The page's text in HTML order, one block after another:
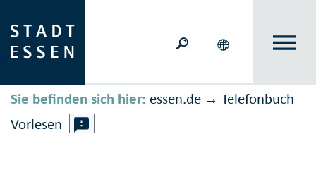
Sie befinden sich hier: essen.de → Telefonbuch
Vorlesen